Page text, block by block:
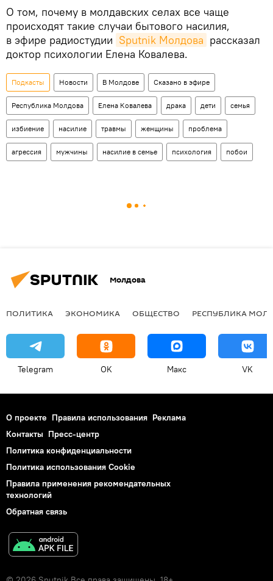
О том, почему в молдавских селах все чаще
происходят такие случаи бытового насилия,
в эфире радиостудии Sputnik Молдова рассказал
доктор психологии Елена Ковалева.
Подкасты Новости В Молдове Сказано в эфире
Республика Молдова Елена Ковалева драка дети семья
избиение насилие травмы женщины проблема
агрессия мужчины насилие в семье психология побои
Молдова
ПОЛИТИКА ЭКОНОМИКА ОБЩЕСТВО РЕСПУБЛИКА
Telegram OK Макс VK
О проекте Правила использования Реклама
Контакты Пресс-центр
Политика конфиденциальности
Политика использования Cookie
Правила применения рекомендательных
технологий
Обратная связь